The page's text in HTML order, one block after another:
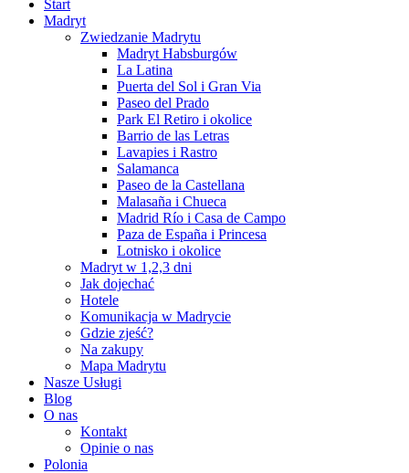
Start
Madryt
Zwiedzanie Madrytu
Madryt Habsburgów
La Latina
Puerta del Sol i Gran Via
Paseo del Prado
Park El Retiro i okolice
Barrio de las Letras
Lavapies i Rastro
Salamanca
Paseo de la Castellana
Malasaña i Chueca
Madrid Río i Casa de Campo
Paza de España i Princesa
Lotnisko i okolice
Madryt w 1,2,3 dni
Jak dojechać
Hotele
Komunikacja w Madrycie
Gdzie zjeść?
Na zakupy
Mapa Madrytu
Nasze Usługi
Blog
O nas
Kontakt
Opinie o nas
Polonia